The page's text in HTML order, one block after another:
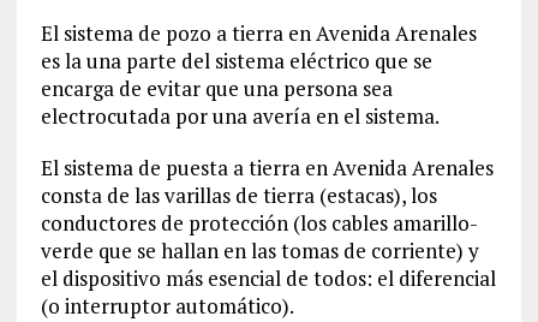
El sistema de pozo a tierra en Avenida Arenales
es la una parte del sistema eléctrico que se
encarga de evitar que una persona sea
electrocutada por una avería en el sistema.
El sistema de puesta a tierra en Avenida Arenales
consta de las varillas de tierra (estacas), los
conductores de protección (los cables amarillo-
verde que se hallan en las tomas de corriente) y
el dispositivo más esencial de todos: el diferencial
(o interruptor automático).